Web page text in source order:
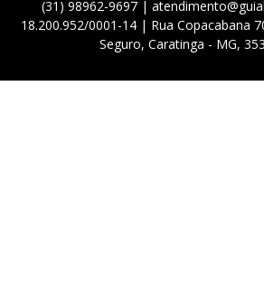
(31) 98962-9697 |
18.200.952/0001-14 | Rua Copacabana
Seguro, Caratinga - MG,